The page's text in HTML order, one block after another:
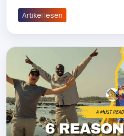
Artikel lesen